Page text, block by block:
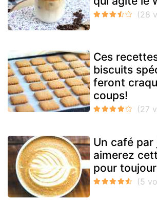
Ces
biscuits
feront
coups!
Un café
aimerez
pour